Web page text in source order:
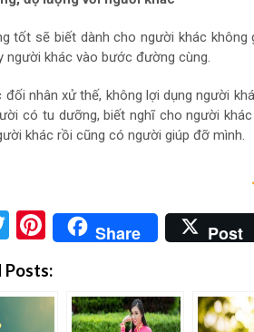
tốt sẽ biết dành cho người khác
người khác vào bước đường cùng.
đối nhân xử thế, không lợi dụng người
có tu dưỡng, biết nghĩ cho người
khác rồi cũng có người giúp đỡ mình.
Twitter
Pinterest
Share Post
Posts: